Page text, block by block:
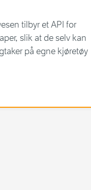
tilbyr et API for
slik at de selv kan
på egne kjøretøy